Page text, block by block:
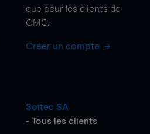
que pour les clients de
CMC.
Créer un compte
Soitec SA
- Tous les clients